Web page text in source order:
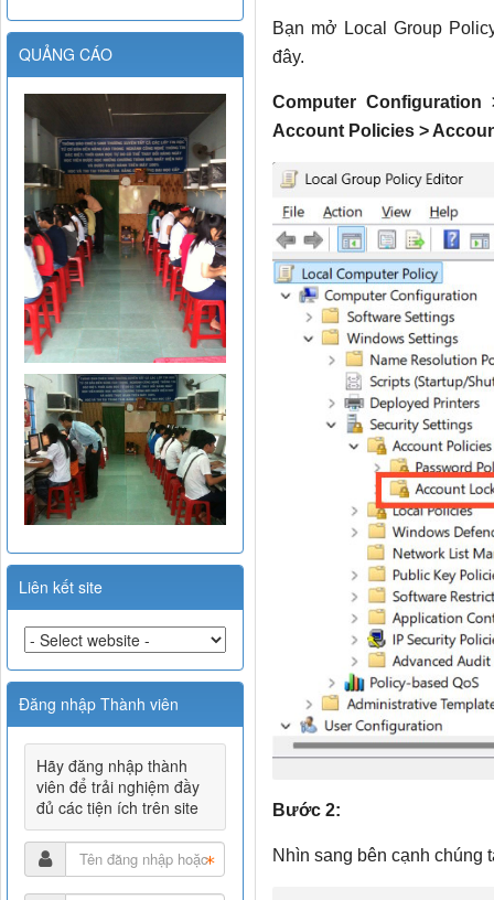
Bạn mở Local Group
đây.
Computer
Account Policies >
Bước 2:
Nhìn sang bên cạnh chúng
QUẢNG CÁO
Liên kết site
Đăng nhập Thành viên
Hãy đăng nhập thành
viên để trải nghiệm đầy
đủ các tiện ích trên site